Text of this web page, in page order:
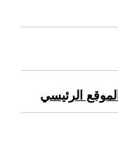
الرئيسي